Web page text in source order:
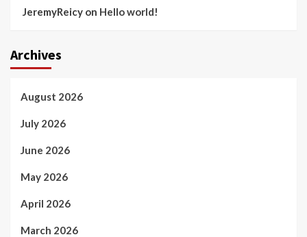
JeremyReicy on Hello world!
Archives
August 2026
July 2026
June 2026
May 2026
April 2026
March 2026